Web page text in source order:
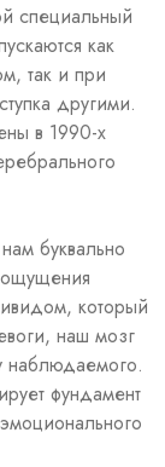
специальный
как
так и при
другими.
в 1990-х
буквально
ощущения
который
наш мозг
наблюдаемого.
фундамент